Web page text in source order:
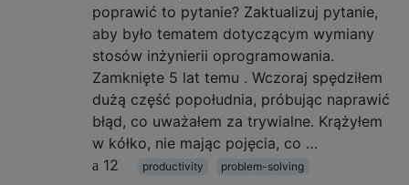
poprawić to pytanie? Zaktualizuj pytanie,
aby było tematem dotyczącym wymiany
stosów inżynierii oprogramowania.
Zamknięte 5 lat temu . Wczoraj spędziłem
dużą część popołudnia, próbując naprawić
błąd, co uważałem za trywialne. Krążyłem
w kółko, nie mając pojęcia, co …
12
productivity problem-solving